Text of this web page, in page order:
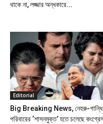
থাকে না, লজ্জার অন্ধকারে...
Editorial
Big Breaking News, নেহরু-গান্ধি
পরিবারের ‘শাসনমুক্ত’ হতে চলেছে